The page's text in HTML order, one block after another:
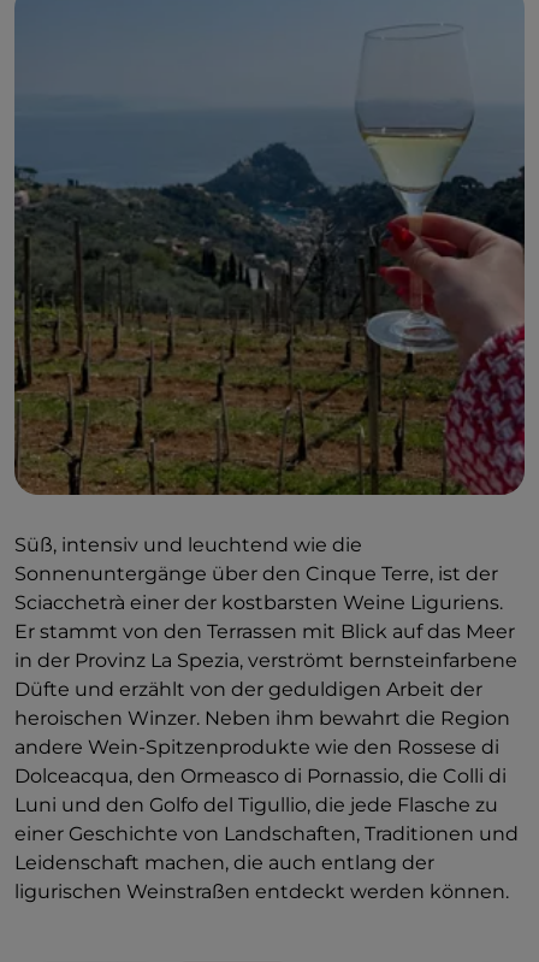
Süß, intensiv und leuchtend wie die
Sonnenuntergänge über den Cinque Terre, ist der
Sciacchetrà einer der kostbarsten Weine Liguriens.
Er stammt von den Terrassen mit Blick auf das Meer
in der Provinz La Spezia, verströmt bernsteinfarbene
Düfte und erzählt von der geduldigen Arbeit der
heroischen Winzer. Neben ihm bewahrt die Region
andere Wein-Spitzenprodukte wie den Rossese di
Dolceacqua, den Ormeasco di Pornassio, die Colli di
Luni und den Golfo del Tigullio, die jede Flasche zu
einer Geschichte von Landschaften, Traditionen und
Leidenschaft machen, die auch entlang der
ligurischen Weinstraßen entdeckt werden können.